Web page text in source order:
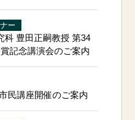
ー
科 豊田正嗣教授 第34
記念講演会のご案内
民講座開催のご案内